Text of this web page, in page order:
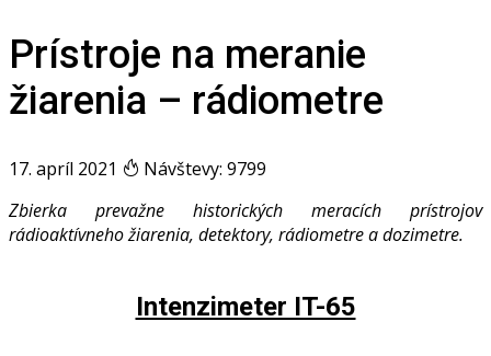
Prístroje na meranie
žiarenia – rádiometre
17. apríl 2021
Návštevy: 9799
Zbierka prevažne historických meracích prístrojov
rádioaktívneho žiarenia, detektory, rádiometre a dozimetre.
Intenzimeter IT-65